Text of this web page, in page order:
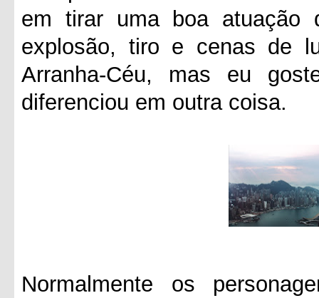
em tirar uma boa atuação
explosão, tiro e cenas de
Arranha-Céu, mas eu
diferenciou em outra coisa.
Normalmente os